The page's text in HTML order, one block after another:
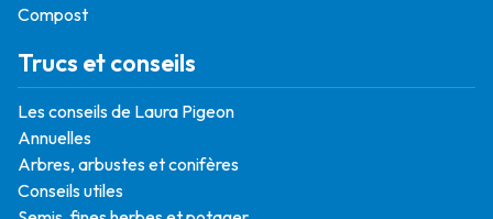
Compost
Trucs et conseils
Les conseils de Laura Pigeon
Annuelles
Arbres, arbustes et conifères
Conseils utiles